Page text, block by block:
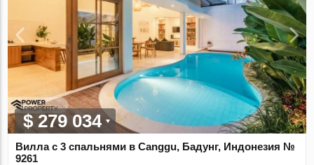
$ 279 034
Вилла с 3 спальнями в Canggu, Бадунг, Индонезия №
9261